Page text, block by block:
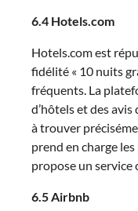
6.4 Hotels.com
Hotels.com est
fidélité « 10 nuits
fréquents. La
d’hôtels et des
à trouver
prend en charge
propose un
6.5 Airbnb